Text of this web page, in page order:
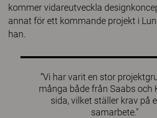
kommer vidareutveckla
annat för ett kommande projekt i
han.
”Vi har varit en stor
många både från Saabs och
sida, vilket ställer krav på
samarbete."